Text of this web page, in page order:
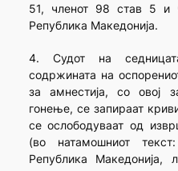
51, членот 98 став 5 и
Република Македонија.
4. Судот на
содржината на
за амнестија, со овој
гонење, се запираат
се ослободуваат од
(во натамошниот
Република Македонија,